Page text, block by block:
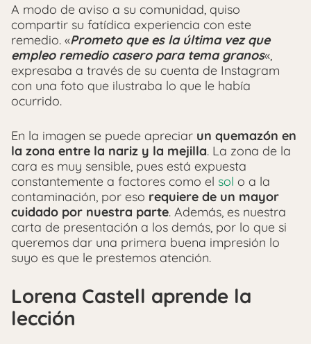
A modo de aviso a su comunidad, quiso
compartir su fatídica experiencia con este
remedio. «Prometo que es la última vez que
empleo remedio casero para tema granos«,
expresaba a través de su cuenta de Instagram
con una foto que ilustraba lo que le había
ocurrido.
En la imagen se puede apreciar un quemazón en
la zona entre la nariz y la mejilla. La zona de la
cara es muy sensible, pues está expuesta
constantemente a factores como el sol o a la
contaminación, por eso requiere de un mayor
cuidado por nuestra parte. Además, es nuestra
carta de presentación a los demás, por lo que si
queremos dar una primera buena impresión lo
suyo es que le prestemos atención.
Lorena Castell aprende la
lección